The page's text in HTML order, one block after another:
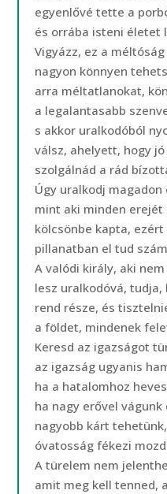
egyenlővé tette a
és orrába isteni életet
Vigyázz, ez a
nagyon könnyen
arra méltatlanokat,
a legalantasabb
s akkor uralkodóból
válsz, ahelyett, hogy
szolgálnád a rád
Úgy uralkodj magadon
mint aki minden erejét
kölcsönbe kapta,
pillanatban el tud
A valódi király, aki
lesz uralkodóvá, tudja,
rend része, és
a földet, mindenek
Keresd az igazságot
az igazság ugyanis
ha a hatalomhoz
ha nagy erővel vágunk
nagyobb kárt
óvatosság fékezi
A türelem nem
amit meg kell tenned,